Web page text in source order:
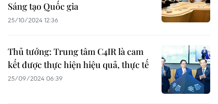
Sáng tạo Quốc gia
25/10/2024 12:36
Thủ tướng: Trung tâm C4IR là cam
kết được thực hiện hiệu quả, thực tế
25/09/2024 06:39